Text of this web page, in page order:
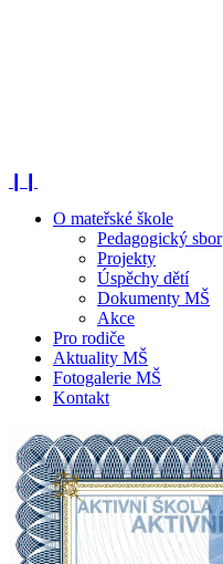
O mateřské škole
Pedagogický sbor
Projekty
Úspěchy dětí
Dokumenty MŠ
Akce
Pro rodiče
Aktuality MŠ
Fotogalerie MŠ
Kontakt